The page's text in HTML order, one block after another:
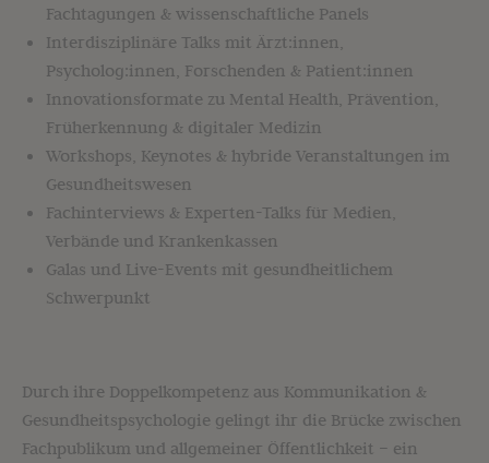
Fachtagungen & wissenschaftliche Panels
Interdisziplinäre Talks mit Ärzt:innen,
Psycholog:innen, Forschenden & Patient:innen
Innovationsformate zu Mental Health, Prävention,
Früherkennung & digitaler Medizin
Workshops, Keynotes & hybride Veranstaltungen im
Gesundheitswesen
Fachinterviews & Experten-Talks für Medien,
Verbände und Krankenkassen
Galas und Live-Events mit gesundheitlichem
Schwerpunkt
Durch ihre Doppelkompetenz aus Kommunikation &
Gesundheitspsychologie gelingt ihr die Brücke zwischen
Fachpublikum und allgemeiner Öffentlichkeit – ein